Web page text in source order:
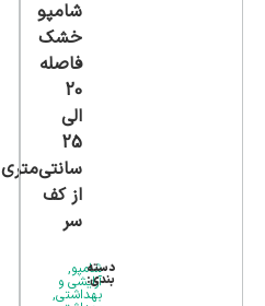
شامپو
خشک
فاصله
20
الی
25
سانتی‌متری
از کف
سر
شامپو,
آرایشی و
بهداشتی,
دسته
بندی: